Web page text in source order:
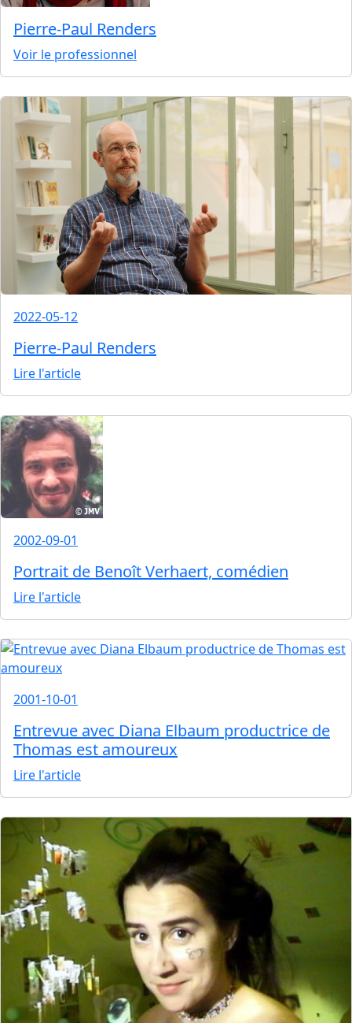
Pierre-Paul Renders
Voir le professionnel
2022-05-12
Pierre-Paul Renders
Lire l'article
2002-09-01
Portrait de Benoît Verhaert, comédien
Lire l'article
2001-10-01
Entrevue avec Diana Elbaum productrice de
Thomas est amoureux
Lire l'article